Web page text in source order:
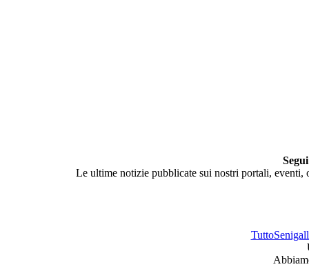
Le ultime notizie pubblicate sui nostri portali,